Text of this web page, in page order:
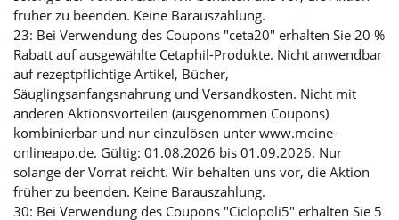
früher zu beenden. Keine Barauszahlung.
23: Bei Verwendung des Coupons "ceta20" erhalten Sie 20 %
Rabatt auf ausgewählte Cetaphil-Produkte. Nicht anwendbar
auf rezeptpflichtige Artikel, Bücher,
Säuglingsanfangsnahrung und Versandkosten. Nicht mit
anderen Aktionsvorteilen (ausgenommen Coupons)
kombinierbar und nur einzulösen unter www.meine-
onlineapo.de. Gültig: 01.08.2026 bis 01.09.2026. Nur
solange der Vorrat reicht. Wir behalten uns vor, die Aktion
früher zu beenden. Keine Barauszahlung.
30: Bei Verwendung des Coupons "Ciclopoli5" erhalten Sie 5